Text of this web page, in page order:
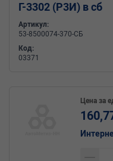
Г-3302 (Р3И) в сб
Артикул:
53-8500074-370-СБ
Код:
03371
Цена за